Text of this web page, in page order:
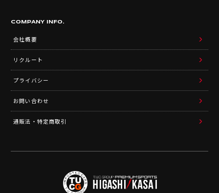
COMPANY INFO.
会社概要
リクルート
プライバシー
お問い合わせ
通販法・特定商取引